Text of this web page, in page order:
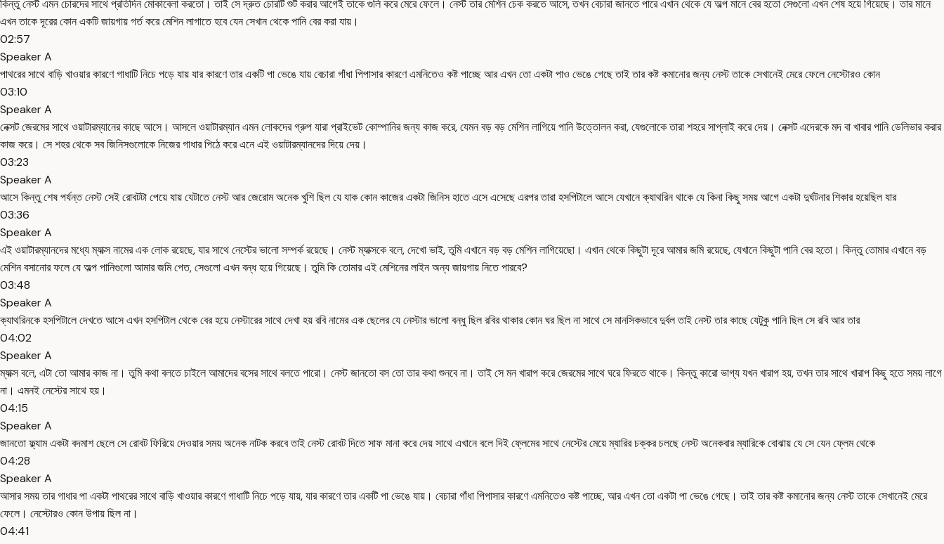
কিন্তু নেস্ট এমন চোরদের সাথে প্রতিদিন মোকাবেলা করতো। তাই সে দ্রুত চোরটি শুট করার আগেই তাকে গুলি করে মেরে ফেলে। নেস্ট তার মেশিন চেক করতে আসে, তখন বেচারা জানতে পারে এখান থেকে যে অল্প মানে বের হতো সেগুলো এখন শেষ হয়ে গিয়েছে। তার মানে
এখন তাকে দূরের কোন একটি জায়গায় গর্ত করে মেশিন লাগাতে হবে যেন সেখান থেকে পানি বের করা যায়।
02:57
Speaker A
পাথরের সাথে বাড়ি খাওয়ার কারণে গাধাটি নিচে পড়ে যায় যার কারণে তার একটি পা ভেঙে যায় বেচারা গাঁধা পিপাসার কারণে এমনিতেও কষ্ট পাচ্ছে আর এখন তো একটা পাও ভেঙে গেছে তাই তার কষ্ট কমানোর জন্য নেস্ট তাকে সেখানেই মেরে ফেলে নেস্টোরও কোন
03:10
Speaker A
নেক্সট জেরমের সাথে ওয়াটারম্যানের কাছে আসে। আসলে ওয়াটারম্যান এমন লোকদের গ্রুপ যারা প্রাইভেট কোম্পানির জন্য কাজ করে, যেমন বড় বড় মেশিন লাগিয়ে পানি উত্তোলন করা, যেগুলোকে তারা শহরে সাপ্লাই করে দেয়। নেক্সট এদেরকে মদ বা খাবার পানি ডেলিভার করার
কাজ করে। সে শহর থেকে সব জিনিসগুলোকে নিজের গাধার পিঠে করে এনে এই ওয়াটারম্যানদের দিয়ে দেয়।
03:23
Speaker A
আসে কিন্তু শেষ পর্যন্ত নেস্ট সেই রোবটটা পেয়ে যায় যেটাতে নেস্ট আর জেরোম অনেক খুশি ছিল যে যাক কোন কাজের একটা জিনিস হাতে এসে এসেছে এরপর তারা হসপিটালে আসে যেখানে ক্যাথরিন থাকে যে কিনা কিছু সময় আগে একটা দুর্ঘটনার শিকার হয়েছিল যার
03:36
Speaker A
এই ওয়াটারম্যানদের মধ্যে ম্যাক্স নামের এক লোক রয়েছে, যার সাথে নেস্টের ভালো সম্পর্ক রয়েছে। নেস্ট ম্যাক্সকে বলে, দেখো ভাই, তুমি এখানে বড় বড় মেশিন লাগিয়েছো। এখান থেকে কিছুটা দূরে আমার জমি রয়েছে, যেখানে কিছুটা পানি বের হতো। কিন্তু তোমার এখানে বড়
মেশিন বসানোর ফলে যে অল্প পানিগুলো আমার জমি পেত, সেগুলো এখন বন্ধ হয়ে গিয়েছে। তুমি কি তোমার এই মেশিনের লাইন অন্য জায়গায় নিতে পারবে?
03:48
Speaker A
ক্যাথরিনকে হসপিটালে দেখতে আসে এখন হসপিটাল থেকে বের হয়ে নেস্টারের সাথে দেখা হয় রবি নামের এক ছেলের যে নেস্টার ভালো বন্ধু ছিল রবির থাকার কোন ঘর ছিল না সাথে সে মানসিকভাবে দুর্বল তাই নেস্ট তার কাছে যেটুকু পানি ছিল সে রবি আর তার
04:02
Speaker A
ম্যাক্স বলে, এটা তো আমার কাজ না। তুমি কথা বলতে চাইলে আমাদের বসের সাথে বলতে পারো। নেস্ট জানতো বস তো তার কথা শুনবে না। তাই সে মন খারাপ করে জেরমের সাথে ঘরে ফিরতে থাকে। কিন্তু কারো ভাগ্য যখন খারাপ হয়, তখন তার সাথে খারাপ কিছু হতে সময় লাগে
না। এমনই নেস্টের সাথে হয়।
04:15
Speaker A
জানতো ফ্ল্যাম একটা বদমাশ ছেলে সে রোবট ফিরিয়ে দেওয়ার সময় অনেক নাটক করবে তাই নেস্ট রোবট দিতে সাফ মানা করে দেয় সাথে এখানে বলে দিই ফ্লেমের সাথে নেস্টের মেয়ে ম্যারির চক্কর চলছে নেস্ট অনেকবার ম্যারিকে বোঝায় যে সে যেন ফ্লেম থেকে
04:28
Speaker A
আসার সময় তার গাধার পা একটা পাথরের সাথে বাড়ি খাওয়ার কারণে গাধাটি নিচে পড়ে যায়, যার কারণে তার একটি পা ভেঙে যায়। বেচারা গাঁধা পিপাসার কারণে এমনিতেও কষ্ট পাচ্ছে, আর এখন তো একটা পা ভেঙে গেছে। তাই তার কষ্ট কমানোর জন্য নেস্ট তাকে সেখানেই মেরে
ফেলে। নেস্টোরও কোন উপায় ছিল না।
04:41